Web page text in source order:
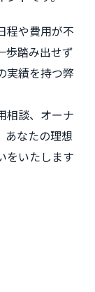
程や費用が不
歩踏み出せず
実績を持つ弊
相談、オーナ
あなたの理想
をいたします